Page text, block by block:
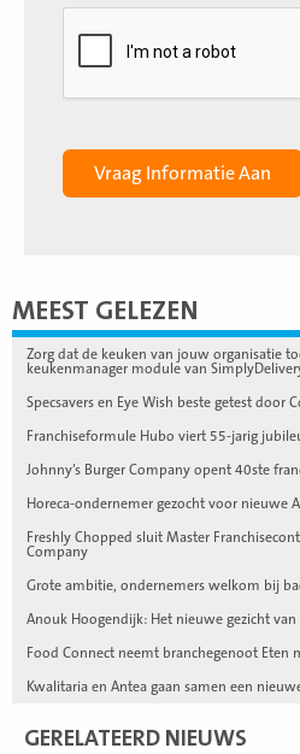
MEEST GELEZEN
Zorg dat de keuken van jouw organisatie
keukenmanager module van
Specsavers en Eye Wish beste getest door
Franchiseformule Hubo viert 55-jarig
Johnny’s Burger Company opent 40ste
Horeca-ondernemer gezocht voor nieuwe
Freshly Chopped sluit Master
Company
Grote ambitie, ondernemers welkom bij
Anouk Hoogendijk: Het nieuwe gezicht
Food Connect neemt branchegenoot Eten
Kwalitaria en Antea gaan samen een
GERELATEERD NIEUWS